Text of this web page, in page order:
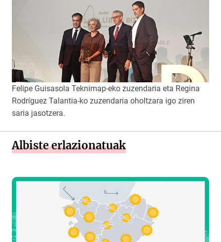
Felipe Guisasola Teknimap-eko zuzendaria eta Regina
Rodríguez Talantia-ko zuzendaria oholtzara igo ziren
saria jasotzera.
Albiste erlazionatuak